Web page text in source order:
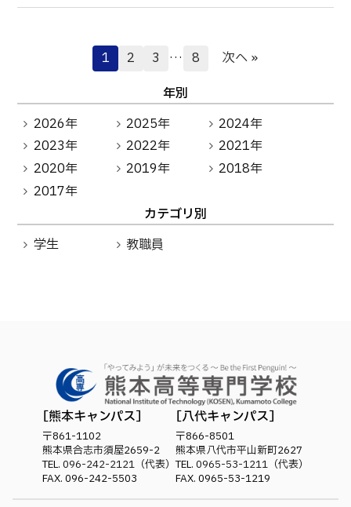
1 2 3 … 8
次へ »
年別
2026年
2025年
2024年
2023年
2022年
2021年
2020年
2019年
2018年
2017年
カテゴリ別
学生
教職員
熊本キャンパス
〒861-1102
熊本県合志市須屋2659-2
TEL. 096-242-2121 （代表）
FAX. 096-242-5503
八代キャンパス
〒866-8501
熊本県八代市平山新町2627
TEL. 0965-53-1211 （代表）
FAX. 0965-53-1219